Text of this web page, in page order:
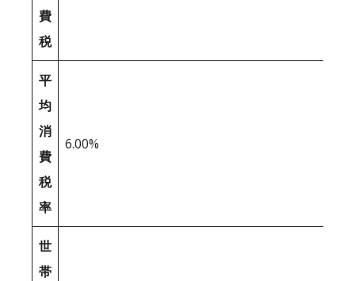
費
税
平
均
消
費
税
率
6.00%
世
帯